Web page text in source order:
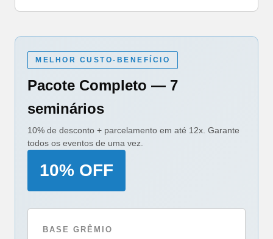
MELHOR CUSTO-BENEFÍCIO
Pacote Completo — 7
seminários
10% de desconto + parcelamento em até 12x. Garante
todos os eventos de uma vez.
10% OFF
BASE GRÊMIO